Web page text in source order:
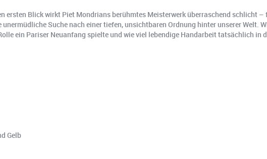
ersten Blick wirkt Piet Mondrians berühmtes Meisterwerk überraschend schlicht –
Suche nach einer tiefen, unsichtbaren Ordnung hinter unserer Welt.
ein Pariser Neuanfang spielte und wie viel lebendige Handarbeit tatsächlich in
Gelb